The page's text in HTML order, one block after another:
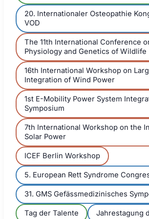
20. Internationaler Osteopathie
VOD
The 11th International Conference
Physiology and Genetics of Wildlife
16th International Workshop on
Integration of Wind Power
1st E-Mobility Power System
Symposium
7th International Workshop on the
Solar Power
ICEF Berlin Workshop
5. European Rett Syndrome
31. GMS Gefässmedizinisches
Tag der Talente Jahrestagung